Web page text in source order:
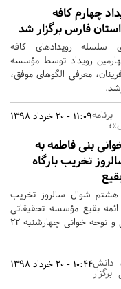
چهارم کافه
استان فارس برگزار شد
سلسله رویدادهای کافه
رویداد توسط مؤسسه
معرفی الگوهای موفق،
11:09 - 20 خرداد 1398
بنی فاطمه به
تخریب بارگاه
شوال سالروز تخریب
ائمه بقیع مؤسسه تحقیقاتی
دارالاعلام قم ویژه برنامه ای را همراه با سخنرانی و نوحه خوانی چهارشنبه ٢٢
10:44 - 20 خرداد 1398دانش